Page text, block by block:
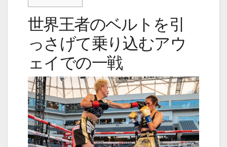
世界王者のベルトを引
っさげて乗り込むアウ
ェイでの一戦